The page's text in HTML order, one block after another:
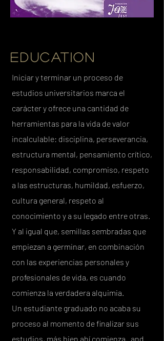
EDUCATION
Iniciar y terminar un proceso de
estudios universitarios marca el
carácter y ofrece una cantidad de
herramientas para la vida de valor
incalculable: disciplina, perseverancia,
estructura mental, pensamiento crítico,
responsabilidad, compromiso, respeto
a las estructuras, humildad, esfuerzo,
cultura general, respeto al
conocimiento y a su legado entre otras.
Y al igual que, semillas sembradas que
empiezan a germinar, en combinación
con las experiencias personales y
profesionales de vida, es cuando
comienza la verdadera alquimia.
Un estudiante graduado no acaba su
proceso al momento de finalizar sus
estudios, más bien ahí comienza. and